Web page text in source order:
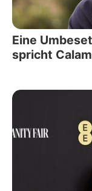
Eine
spricht